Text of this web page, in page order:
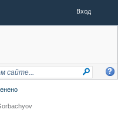
Вход